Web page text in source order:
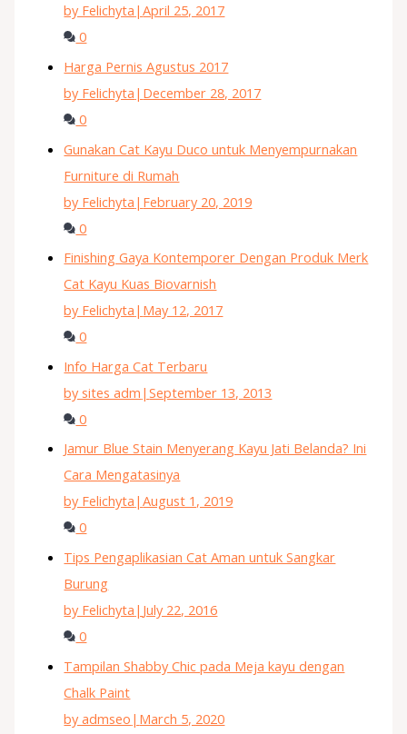
by Felichyta |April 25, 2017
0
Harga Pernis Agustus 2017
by Felichyta | December 28, 2017
0
Gunakan Cat Kayu Duco untuk Menyempurnakan
Furniture di Rumah
by Felichyta | February 20, 2019
0
Finishing Gaya Kontemporer Dengan Produk Merk
Cat Kayu Kuas Biovarnish
by Felichyta | May 12, 2017
0
Info Harga Cat Terbaru
by sites adm |September 13, 2013
0
Jamur Blue Stain Menyerang Kayu Jati Belanda? Ini
Cara Mengatasinya
by Felichyta |August 1, 2019
0
Tips Pengaplikasian Cat Aman untuk Sangkar
Burung
by Felichyta | July 22, 2016
0
Tampilan Shabby Chic pada Meja kayu dengan
Chalk Paint
by admseo | March 5, 2020